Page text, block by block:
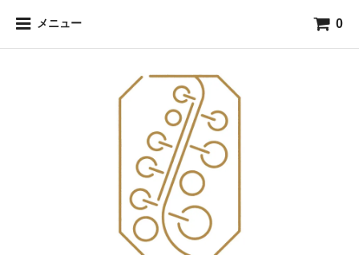
メニュー 0